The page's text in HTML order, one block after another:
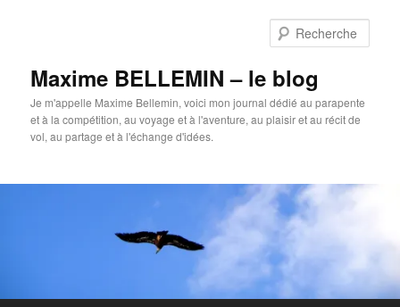
Maxime BELLEMIN – le blog
Je m'appelle Maxime Bellemin, voici mon journal dédié au parapente
et à la compétition, au voyage et à l'aventure, au plaisir et au récit de
vol, au partage et à l'échange d'idées.